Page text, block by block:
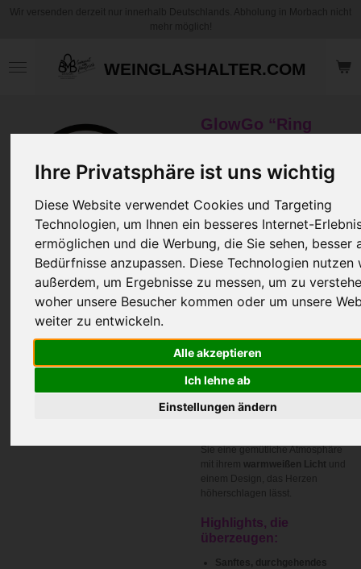
Ihre Privatsphäre ist uns wichtig
Diese Website verwendet Cookies und Targeting
Technologien, um Ihnen ein besseres Internet-
ermöglichen und die Werbung, die Sie sehen, besser
Bedürfnisse anzupassen. Diese Technologien nutzen
außerdem, um Ergebnisse zu messen, um zu
woher unsere Besucher kommen oder um unsere
weiter zu entwickeln.
Alle akzeptieren
Ich lehne ab
Einstellungen ändern
WEINGLASHALTER.COM
GlowGo “Ring
"Zugriff / Hand"–
...einfach was
besonderes!
34,95 €
zzgl.Versandkosten
In den
Warenkorb
Artikelnummer: GGRMLZH
Hell, charmant und vielseitig –
die GlowGo “Ring Motiv Leuchte”
ist mehr als nur eine Lichtquelle;
Sie eine gemütliche Atmosphäre
mit ihrem warmweißen Licht und
einem Design, das Herzen
höherschlagen lässt.
Highlights, die
überzeugen:
Sanftes, durchgehendes